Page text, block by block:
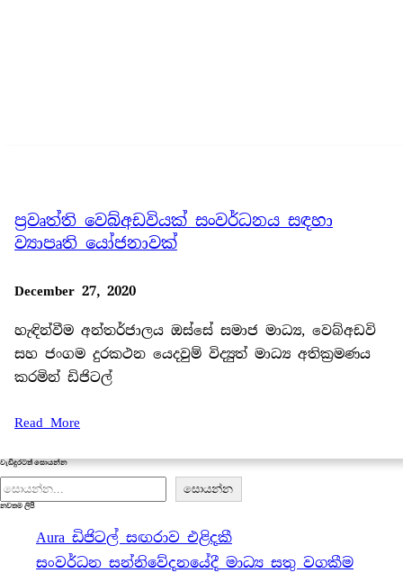
ප්‍රවෘත්ති වෙබ්අඩවියක් සංවර්ධනය සඳහා
ව්‍යාපෘති යෝජනාවක්
December 27, 2020
හැඳින්වීම අන්තර්ජාලය ඔස්සේ සමාජ මාධ්‍ය, වෙබ්අඩවි
සහ ජංගම දුරකථන යෙදවුම් විද්‍යුත් මාධ්‍ය අතික‍්‍රමණය
කරමින් ඩිජිටල්
Read More
වැඩිදුරටත් සොයන්න
S
e
සොයන්න
නවතම ලිපි
Aura ඩිජිටල් සඟරාව එළිදකී
සංවර්ධන සන්නිවේදනයේදී මාධ්‍ය සතු වගකීම